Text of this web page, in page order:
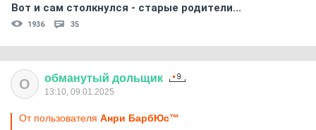
Вот и сам столкнулся - старые родители...
1936 35
О обманутый дольщик
13:10, 09.01.2025
От пользователя Анри БарбЮс™